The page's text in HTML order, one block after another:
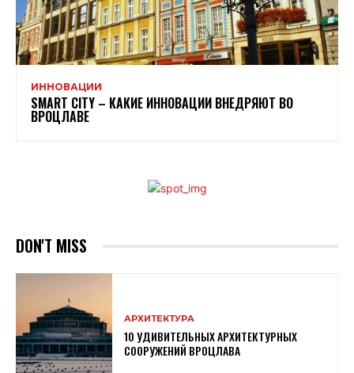
ИННОВАЦИИ
SMART CITY – КАКИЕ ИННОВАЦИИ ВНЕДРЯЮТ ВО
ВРОЦЛАВЕ
DON'T MISS
АРХИТЕКТУРА
10 УДИВИТЕЛЬНЫХ АРХИТЕКТУРНЫХ
СООРУЖЕНИЙ ВРОЦЛАВА